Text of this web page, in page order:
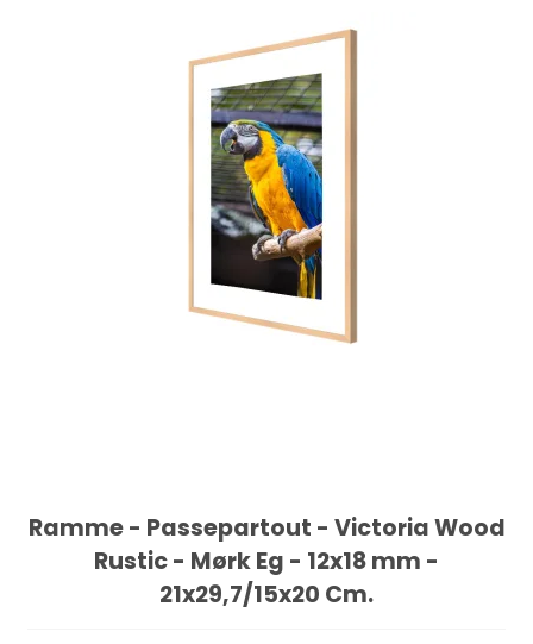
Ramme - Passepartout - Victoria Wood
Rustic - Mørk Eg - 12x18 mm -
21x29,7/15x20 Cm.